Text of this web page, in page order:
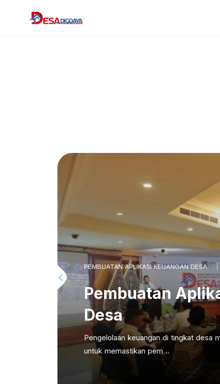
PEMBUATAN APLIKASI KEUANGAN DESA
Pembuatan
Desa
Pengelolaan keuangan di tingkat desa
untuk memastikan pem ..